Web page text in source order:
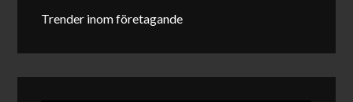
Trender inom företagande